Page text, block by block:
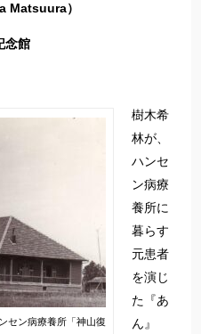
Matsuura）
念館
セン病療養所「神山復
樹木希
林が、
ハンセ
ン病療
養所に
暮らす
元患者
を演じ
た『あ
ん』